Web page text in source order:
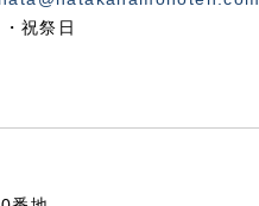
祝祭日